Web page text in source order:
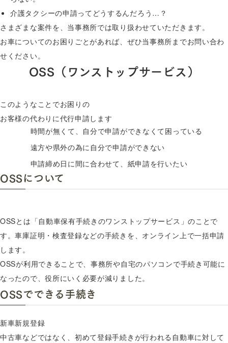
介護タクシーの申請ってどうするんだろう…？
さまざまな案件を、当事務所では取り扱わせていただきます。
お車についてのお困りごとがあれば、ぜひ当事務所までお問い合わ
せください。
OSS（ワンストップサービス）
このようなことでお困りの
お客様の代わりに代行申請します
時間が無くて、自分で申請ができなくて困っている
遠方や県外の為に自分で申請ができない
申請締め日に間に合わせて、紙申請を行いたい
OSSについて
OSSとは「自動車保有手続きのワンストップサービス」のことで
す。車庫証明・検査登録などの手続きを、オンライン上で一括申請
します。
OSSが利用できることで、事務所や自宅のパソコンで手続き可能に
なったので、役所にいく必要が減りました。
OSSでできる手続き
新車新規登録
中古車などではなく、初めて登録手続きが行われる自動車に対して